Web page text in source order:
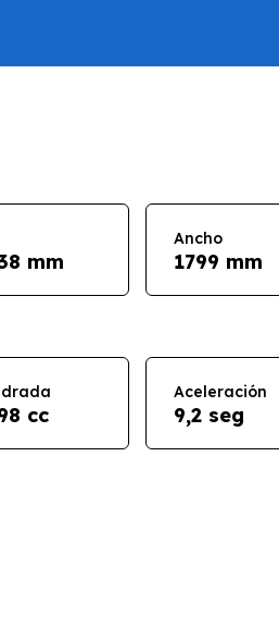
mm
Ancho
1799 mm
cc
Aceleración
9,2 seg